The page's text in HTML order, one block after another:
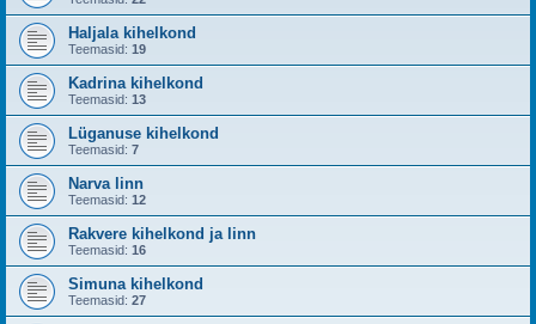
Haljala kihelkond
Teemasid: 19
Kadrina kihelkond
Teemasid: 13
Lüganuse kihelkond
Teemasid: 7
Narva linn
Teemasid: 12
Rakvere kihelkond ja linn
Teemasid: 16
Simuna kihelkond
Teemasid: 27